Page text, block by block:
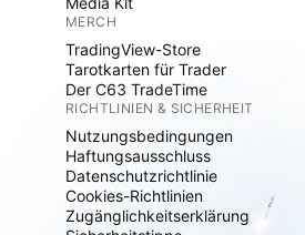
MERCH
TradingView-Store
Tarotkarten für Trader
Der C63 TradeTime
RICHTLINIEN & SICHERHEIT
Nutzungsbedingungen
Haftungsausschluss
Datenschutzrichtlinie
Cookies-Richtlinien
Zugänglichkeitserklärung